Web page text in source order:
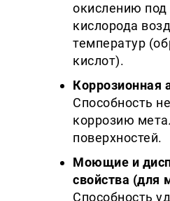
окислению
кислорода
температур
кислот).
Коррозионная
Способность
коррозию
поверхностей.
Моющие и
свойства (для
Способность